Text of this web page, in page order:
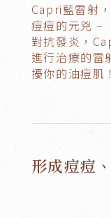
Capri藍雷射
痘痘的元兇 –
對抗發炎，
進行治療的雷
擾你的油痘肌！
形成痘痘